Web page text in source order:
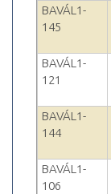
BAVÁL1-
145
BAVÁL1-
121
BAVÁL1-
144
BAVÁL1-
106